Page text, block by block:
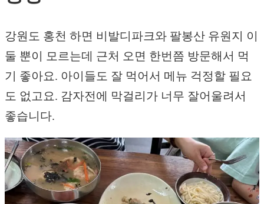
강원도 홍천 하면 비발디파크와 팔봉산 유원지 이
둘 뿐이 모르는데 근처 오면 한번쯤 방문해서 먹
기 좋아요. 아이들도 잘 먹어서 메뉴 걱정할 필요
도 없고요. 감자전에 막걸리가 너무 잘어울려서
좋습니다.